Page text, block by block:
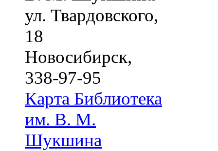
ул. Твардовского,
18
Новосибирск,
338-97-95
Карта Библиотека
им. В. М.
Шукшина